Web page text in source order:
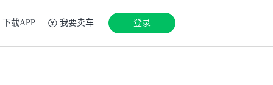
下载APP 我要卖车 登录